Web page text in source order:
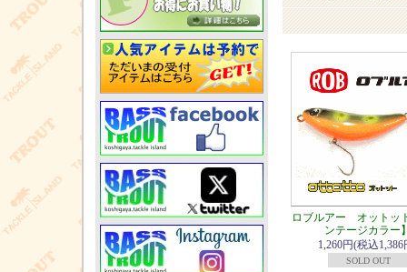
ロブルアー オットッ
ンテージカラー
1,260円(税込1,386
SOLD OUT